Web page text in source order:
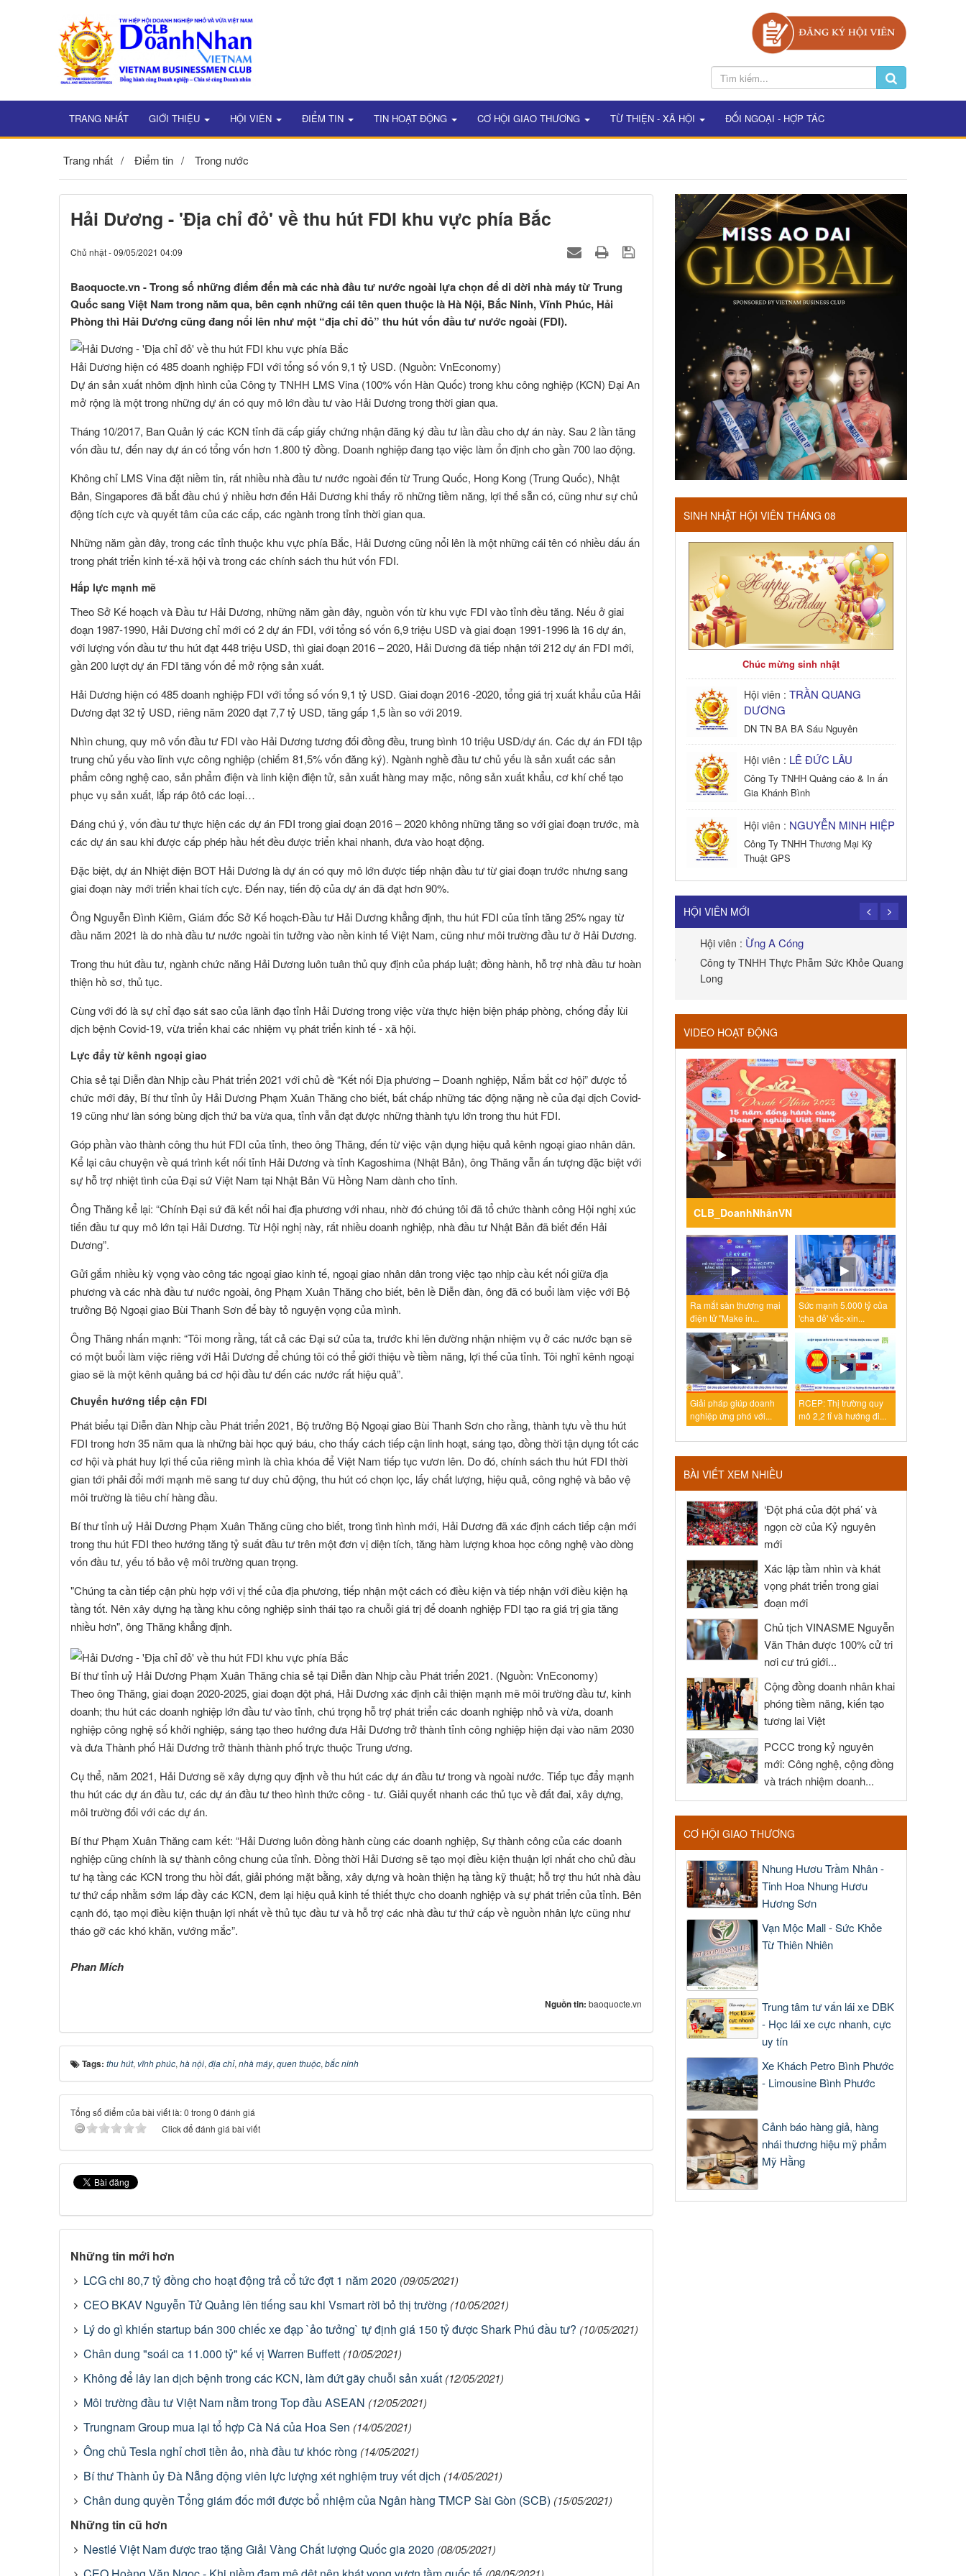
TRANG NHẤT GIỚI THIỆU HỘI VIÊN ĐIỂM TIN TIN HOẠT ĐỘNG CƠ HỘI GIAO THƯƠNG TỪ THIỆN - XÃ HỘI ĐỐI NGOẠI - HỢP TÁC
Trang nhất Điểm tin Trong nước
Hải Dương - 'Địa chỉ đỏ' về thu hút FDI khu vực phía Bắc
Chủ nhật - 09/05/2021 04:09
Baoquocte.vn - Trong số những điểm đến mà các nhà đầu tư nước ngoài lựa chọn để di dời nhà máy từ Trung
Quốc sang Việt Nam trong năm qua, bên cạnh những cái tên quen thuộc là Hà Nội, Bắc Ninh, Vĩnh Phúc, Hải
Phòng thì Hải Dương cũng đang nổi lên như một “địa chỉ đỏ” thu hút vốn đầu tư nước ngoài (FDI).
Hải Dương hiện có 485 doanh nghiệp FDI với tổng số vốn 9,1 tỷ USD. (Nguồn: VnEconomy)
Dự án sản xuất nhôm định hình của Công ty TNHH LMS Vina (100% vốn Hàn Quốc) trong khu công nghiệp (KCN) Đại An
mở rộng là một trong những dự án có quy mô lớn đầu tư vào Hải Dương trong thời gian qua.
Tháng 10/2017, Ban Quản lý các KCN tỉnh đã cấp giấy chứng nhận đăng ký đầu tư lần đầu cho dự án này. Sau 2 lần tăng
vốn đầu tư, đến nay dự án có tổng vốn hơn 1.800 tỷ đồng. Doanh nghiệp đang tạo việc làm ổn định cho gần 700 lao động.
Không chỉ LMS Vina đặt niềm tin, rất nhiều nhà đầu tư nước ngoài đến từ Trung Quốc, Hong Kong (Trung Quốc), Nhật
Bản, Singapores đã bắt đầu chú ý nhiều hơn đến Hải Dương khi thấy rõ những tiềm năng, lợi thế sẵn có, cũng như sự chủ
động tích cực và quyết tâm của các cấp, các ngành trong tỉnh thời gian qua.
Những năm gần đây, trong các tỉnh thuộc khu vực phía Bắc, Hải Dương cũng nổi lên là một những cái tên có nhiều dấu ấn
trong phát triển kinh tế-xã hội và trong các chính sách thu hút vốn FDI.
Hấp lực mạnh mẽ
Theo Sở Kế hoạch và Đầu tư Hải Dương, những năm gần đây, nguồn vốn từ khu vực FDI vào tỉnh đều tăng. Nếu ở giai
đoạn 1987-1990, Hải Dương chỉ mới có 2 dự án FDI, với tổng số vốn 6,9 triệu USD và giai đoạn 1991-1996 là 16 dự án,
với lượng vốn đầu tư thu hút đạt 448 triệu USD, thì giai đoạn 2016 – 2020, Hải Dương đã tiếp nhận tới 212 dự án FDI mới,
gần 200 lượt dự án FDI tăng vốn để mở rộng sản xuất.
Hải Dương hiện có 485 doanh nghiệp FDI với tổng số vốn 9,1 tỷ USD. Giai đoạn 2016 -2020, tổng giá trị xuất khẩu của Hải
Dương đạt 32 tỷ USD, riêng năm 2020 đạt 7,7 tỷ USD, tăng gấp 1,5 lần so với 2019.
Nhìn chung, quy mô vốn đầu tư FDI vào Hải Dương tương đối đồng đều, trung bình 10 triệu USD/dự án. Các dự án FDI tập
trung chủ yếu vào lĩnh vực công nghiệp (chiếm 81,5% vốn đăng ký). Ngành nghề đầu tư chủ yếu là sản xuất các sản
phẩm công nghệ cao, sản phẩm điện và linh kiện điện tử, sản xuất hàng may mặc, nông sản xuất khẩu, cơ khí chế tạo
phục vụ sản xuất, lắp ráp ôtô các loại…
Đáng chú ý, vốn đầu tư thực hiện các dự án FDI trong giai đoạn 2016 – 2020 không những tăng so với giai đoạn trước, mà
các dự án sau khi được cấp phép hầu hết đều được triển khai nhanh, đưa vào hoạt động.
Đặc biệt, dự án Nhiệt điện BOT Hải Dương là dự án có quy mô lớn được tiếp nhận đầu tư từ giai đoạn trước nhưng sang
giai đoạn này mới triển khai tích cực. Đến nay, tiến độ của dự án đã đạt hơn 90%.
Ông Nguyễn Đình Kiêm, Giám đốc Sở Kế hoạch-Đầu tư Hải Dương khẳng định, thu hút FDI của tỉnh tăng 25% ngay từ
đầu năm 2021 là do nhà đầu tư nước ngoài tin tưởng vào nền kinh tế Việt Nam, cũng như môi trường đầu tư ở Hải Dương.
Trong thu hút đầu tư, ngành chức năng Hải Dương luôn tuân thủ quy định của pháp luật; đồng hành, hỗ trợ nhà đầu tư hoàn
thiện hồ sơ, thủ tục.
Cùng với đó là sự chỉ đạo sát sao của lãnh đạo tỉnh Hải Dương trong việc vừa thực hiện biện pháp phòng, chống đẩy lùi
dịch bệnh Covid-19, vừa triển khai các nhiệm vụ phát triển kinh tế - xã hội.
Lực đẩy từ kênh ngoại giao
Chia sẻ tại Diễn đàn Nhịp cầu Phát triển 2021 với chủ đề “Kết nối Địa phương – Doanh nghiệp, Nắm bắt cơ hội” được tổ
chức mới đây, Bí thư tỉnh ủy Hải Dương Phạm Xuân Thăng cho biết, bất chấp những tác động nặng nề của đại dịch Covid-
19 cũng như làn sóng bùng dịch thứ ba vừa qua, tỉnh vẫn đạt được những thành tựu lớn trong thu hút FDI.
Góp phần vào thành công thu hút FDI của tỉnh, theo ông Thăng, đến từ việc vận dụng hiệu quả kênh ngoại giao nhân dân.
Kể lại câu chuyện về quá trình kết nối tỉnh Hải Dương và tỉnh Kagoshima (Nhật Bản), ông Thăng vẫn ấn tượng đặc biệt với
sự hỗ trợ nhiệt tình của Đại sứ Việt Nam tại Nhật Bản Vũ Hồng Nam dành cho tỉnh.
Ông Thăng kể lại: “Chính Đại sứ đã kết nối hai địa phương với nhau, nhờ đó chúng tôi đã tổ chức thành công Hội nghị xúc
tiến đầu tư quy mô lớn tại Hải Dương. Từ Hội nghị này, rất nhiều doanh nghiệp, nhà đầu tư Nhật Bản đã biết đến Hải
Dương”.
Gửi gắm nhiều kỳ vọng vào công tác ngoại giao kinh tế, ngoại giao nhân dân trong việc tạo nhịp cầu kết nối giữa địa
phương và các nhà đầu tư nước ngoài, ông Phạm Xuân Thăng cho biết, bên lề Diễn đàn, ông đã có buổi làm việc với Bộ
trưởng Bộ Ngoại giao Bùi Thanh Sơn để bày tỏ nguyện vọng của mình.
Ông Thăng nhấn mạnh: “Tôi mong rằng, tất cả các Đại sứ của ta, trước khi lên đường nhận nhiệm vụ ở các nước bạn sẽ
có một buổi làm việc riêng với Hải Dương để chúng tôi có thể giới thiệu về tiềm năng, lợi thế của tỉnh. Tôi nghĩ kênh ngoại
giao sẽ là một kênh quảng bá cơ hội đầu tư đến các nước rất hiệu quả”.
Chuyển hướng tiếp cận FDI
Phát biểu tại Diễn đàn Nhịp cầu Phát triển 2021, Bộ trưởng Bộ Ngoại giao Bùi Thanh Sơn cho rằng, thành tựu về thu hút
FDI trong hơn 35 năm qua là những bài học quý báu, cho thấy cách tiếp cận linh hoạt, sáng tạo, đồng thời tận dụng tốt các
cơ hội và phát huy lợi thế của riêng mình là chìa khóa để Việt Nam tiếp tục vươn lên. Do đó, chính sách thu hút FDI thời
gian tới phải đổi mới mạnh mẽ sang tư duy chủ động, thu hút có chọn lọc, lấy chất lượng, hiệu quả, công nghệ và bảo vệ
môi trường là tiêu chí hàng đầu.
Bí thư tỉnh uỷ Hải Dương Phạm Xuân Thăng cũng cho biết, trong tình hình mới, Hải Dương đã xác định cách tiếp cận mới
trong thu hút FDI theo hướng tăng tỷ suất đầu tư trên một đơn vị diện tích, tăng hàm lượng khoa học công nghệ vào dòng
vốn đầu tư, yếu tố bảo vệ môi trường quan trọng.
"Chúng ta cần tiếp cận phù hợp với vị thế của địa phương, tiếp nhận một cách có điều kiện và tiếp nhận với điều kiện hạ
tầng tốt. Nên xây dựng hạ tầng khu công nghiệp sinh thái tạo ra chuỗi giá trị để doanh nghiệp FDI tạo ra giá trị gia tăng
nhiều hơn", ông Thăng khẳng định.
Bí thư tỉnh uỷ Hải Dương Phạm Xuân Thăng chia sẻ tại Diễn đàn Nhịp cầu Phát triển 2021. (Nguồn: VnEconomy)
Theo ông Thăng, giai đoạn 2020-2025, giai đoạn đột phá, Hải Dương xác định cải thiện mạnh mẽ môi trường đầu tư, kinh
doanh; thu hút các doanh nghiệp lớn đầu tư vào tỉnh, chú trọng hỗ trợ phát triển các doanh nghiệp nhỏ và vừa, doanh
nghiệp công nghệ số khởi nghiệp, sáng tạo theo hướng đưa Hải Dương trở thành tỉnh công nghiệp hiện đại vào năm 2030
và đưa Thành phố Hải Dương trở thành thành phố trực thuộc Trung ương.
Cụ thể, năm 2021, Hải Dương sẽ xây dựng quy định về thu hút các dự án đầu tư trong và ngoài nước. Tiếp tục đẩy mạnh
thu hút các dự án đầu tư, các dự án đầu tư theo hình thức công - tư. Giải quyết nhanh các thủ tục về đất đai, xây dựng,
môi trường đối với các dự án.
Bí thư Phạm Xuân Thăng cam kết: “Hải Dương luôn đồng hành cùng các doanh nghiệp, Sự thành công của các doanh
nghiệp cũng chính là sự thành công chung của tỉnh. Đồng thời Hải Dương sẽ tạo mọi điều kiện thuận lợi nhất cho chủ đầu
tư hạ tầng các KCN trong thu hồi đất, giải phóng mặt bằng, xây dựng và hoàn thiện hạ tầng kỹ thuật; hỗ trợ thu hút nhà đầu
tư thứ cấp nhằm sớm lấp đầy các KCN, đem lại hiệu quả kinh tế thiết thực cho doanh nghiệp và sự phát triển của tỉnh. Bên
cạnh đó, tạo mọi điều kiện thuận lợi nhất về thủ tục đầu tư và hỗ trợ các nhà đầu tư thứ cấp về nguồn nhân lực cũng như
tháo gỡ các khó khăn, vướng mắc”.
Phan Mích
Nguồn tin:baoquocte.vn
Tags: thu hút, vĩnh phúc, hà nội, địa chỉ, nhà máy, quen thuộc, bắc ninh
Tổng số điểm của bài viết là: 0 trong 0 đánh giá
Click để đánh giá bài viết
Những tin mới hơn
LCG chi 80,7 tỷ đồng cho hoạt động trả cổ tức đợt 1 năm 2020 (09/05/2021)
CEO BKAV Nguyễn Tử Quảng lên tiếng sau khi Vsmart rời bỏ thị trường (10/05/2021)
Lý do gì khiến startup bán 300 chiếc xe đạp `ảo tưởng` tự định giá 150 tỷ được Shark Phú đầu tư? (10/05/2021)
Chân dung "soái ca 11.000 tỷ" kế vị Warren Buffett (10/05/2021)
Không để lây lan dịch bệnh trong các KCN, làm đứt gãy chuỗi sản xuất (12/05/2021)
Môi trường đầu tư Việt Nam nằm trong Top đầu ASEAN (12/05/2021)
Trungnam Group mua lại tổ hợp Cà Ná của Hoa Sen (14/05/2021)
Ông chủ Tesla nghỉ chơi tiền ảo, nhà đầu tư khóc ròng (14/05/2021)
Bí thư Thành ủy Đà Nẵng động viên lực lượng xét nghiệm truy vết dịch (14/05/2021)
Chân dung quyền Tổng giám đốc mới được bổ nhiệm của Ngân hàng TMCP Sài Gòn (SCB) (15/05/2021)
Những tin cũ hơn
Nestlé Việt Nam được trao tặng Giải Vàng Chất lượng Quốc gia 2020 (08/05/2021)
SINH NHẬT HỘI VIÊN THÁNG 08
Chúc mừng sinh nhật
Hội viên :TRẦN QUANG
DƯƠNG
DN TN BA BA Sáu Nguyên
Hội viên : LÊ ĐỨC LÂU
Công Ty TNHH Quảng cáo & In ấn
Gia Khánh Bình
Hội viên : NGUYỄN MINH HIỆP
Công Ty TNHH Thương Mại Kỹ
Thuật GPS
PHONG
Công Ty TNHH Dịch vụ Cuộc Sống
Hạnh Phúc
HỘI VIÊN MỚI
NGUYỄN MINH CHÁNH
Ty TNHH MTV Nhà Đất Cần Thơ 9999
Hội viên :TRƯƠNG CÔNG VŨ
Công Ty Cổ Phần Công Nghệ Năng Lượng
Hội viên :Đặng Thị Như Ý
Công ty TNHH Thương Mại và Dịch Vụ AB&W
Hội viên :Ừng A Cóng
Công ty TNHH Thực Phẫm Sức Khỏe Quang
Long
VIDEO HOẠT ĐỘNG
CLB_DoanhNhânVN
Ra mắt sàn thương mại
điện tử "Make in...
Sức mạnh 5.000 tỷ của
'cha đẻ' vắc-xin...
Giải pháp giúp doanh
nghiệp ứng phó với...
RCEP: Thị trường quy
mô 2,2 tỉ và hướng đi...
BÀI VIẾT XEM NHIỀU
‘Đột phá của đột phá’ và
ngọn cờ của Kỷ nguyên
mới
Xác lập tầm nhìn và khát
vọng phát triển trong giai
đoạn mới
Chủ tịch VINASME Nguyễn
Văn Thân được 100% cử tri
nơi cư trú giới...
Cộng đồng doanh nhân khai
phóng tiềm năng, kiến tạo
tương lai Việt
PCCC trong kỷ nguyên
mới: Công nghệ, cộng đồng
và trách nhiệm doanh...
CƠ HỘI GIAO THƯƠNG
Nhung Hươu Trầm Nhân -
Tinh Hoa Nhung Hươu
Hương Sơn
Vạn Mộc Mall - Sức Khỏe
Từ Thiên Nhiên
Trung tâm tư vấn lái xe DBK
- Học lái xe cực nhanh, cực
uy tín
Xe Khách Petro Bình Phước
- Limousine Bình Phước
Cảnh báo hàng giả, hàng
nhái thương hiệu mỹ phẩm
Mỹ Hằng